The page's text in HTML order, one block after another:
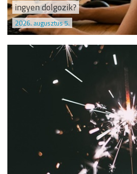
ingyen dolgozik?
2026. augusztus 5.